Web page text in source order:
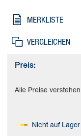
MERKLISTE
VERGLEICHEN
Preis:
Alle Preise
Nicht auf Lager